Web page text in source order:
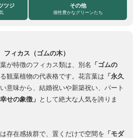
ツジ その他
個性豊かなグリーンたち
ィカス（ゴムの木）
が特徴のフィカス類は、別名 「ゴムの
観葉植物の代表格です。花言葉は 「永久
意味から、結婚祝いや新築祝い、パート
幸せの象徴」 として絶大な人気を誇りま
存在感抜群で、置くだけで空間を 「モダ